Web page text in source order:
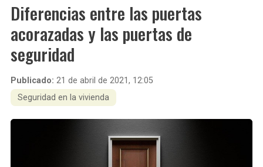
Spheris Xp
Forstyl
Duo G071
Diferencias entre las puertas
acorazadas y las puertas de
seguridad
Publicado: 21 de abril de 2021, 12:05
Seguridad en la vivienda